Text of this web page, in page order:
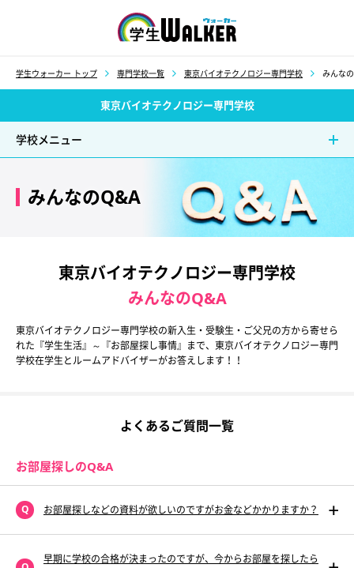
学生ウォーカー トップ 専門学校一覧 東京バイオテクノロジー専門学校 みんな
東京バイオテクノロジー専門学校
学校メニュー
みんなのQ&A
東京バイオテクノロジー専門学校
みんなのQ&A
東京バイオテクノロジー専門学校の新入生・受験生・ご父兄の方から寄せら
れた『学生生活』～『お部屋探し事情』まで、東京バイオテクノロジー専門
学校在学生とルームアドバイザーがお答えします！！
よくあるご質問一覧
お部屋探しのQ&A
お部屋探しなどの資料が欲しいのですがお金などかかりますか？
早期に学校の合格が決まったのですが、今からお部屋を探したら